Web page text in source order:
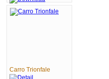
Carro Trionfale